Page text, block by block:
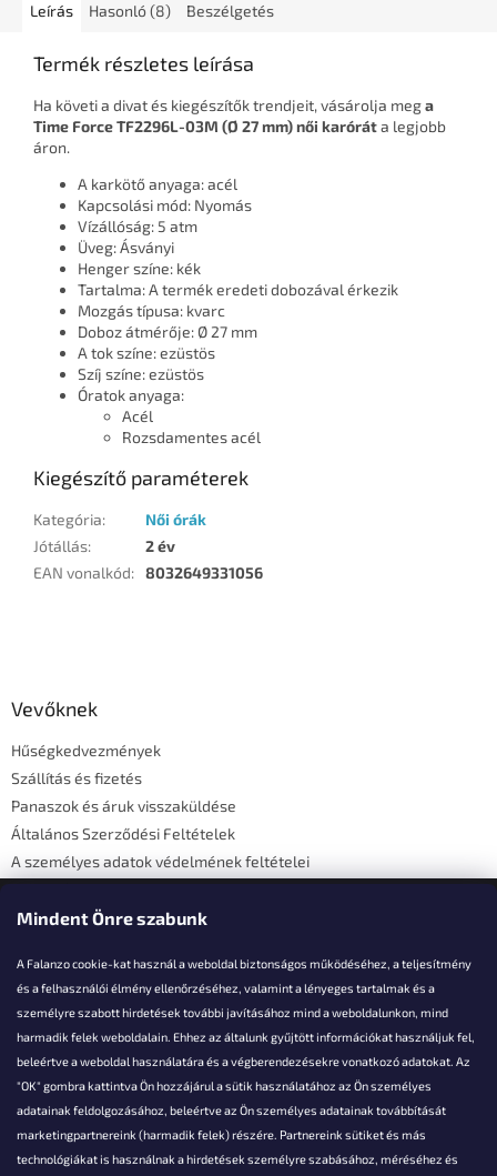
Mindent Önre szabunk
A Falanzo cookie-kat használ a weboldal biztonságos működéséhez, a teljesítmény
és a felhasználói élmény ellenőrzéséhez, valamint a lényeges tartalmak és a
személyre szabott hirdetések további javításához mind a weboldalunkon, mind
harmadik felek weboldalain. Ehhez az általunk gyűjtött információkat használjuk fel,
beleértve a weboldal használatára és a végberendezésekre vonatkozó adatokat. Az
"OK" gombra kattintva Ön hozzájárul a sütik használatához az Ön személyes
adatainak feldolgozásához, beleértve az Ön személyes adatainak továbbítását
marketingpartnereink (harmadik felek) részére. Partnereink sütiket és más
technológiákat is használnak a hirdetések személyre szabásához, méréséhez és
Leírás Hasonló (8) Beszélgetés
Termék részletes leírása
Ha követi a divat és kiegészítők trendjeit, vásárolja mega
Time Force TF2296L-03M (Ø 27 mm) női karóráta legjobb
áron.
A karkötő anyaga: acél
Kapcsolási mód: Nyomás
Vízállóság: 5 atm
Üveg: Ásványi
Henger színe: kék
Tartalma: A termék eredeti dobozával érkezik
Mozgás típusa: kvarc
Doboz átmérője: Ø 27 mm
A tok színe: ezüstös
Szíj színe: ezüstös
Óratok anyaga:
Acél
Rozsdamentes acél
Kiegészítő paraméterek
Kategória:
Női órák
Jótállás:
2 év
EAN vonalkód: 8032649331056
Vevőknek
Hűségkedvezmények
Szállítás és fizetés
Panaszok és áruk visszaküldése
Általános Szerződési Feltételek
A személyes adatok védelmének feltételei
Elérhetőségi adatok
Akarsz kérdezni valamit?
info@falanzo.hu